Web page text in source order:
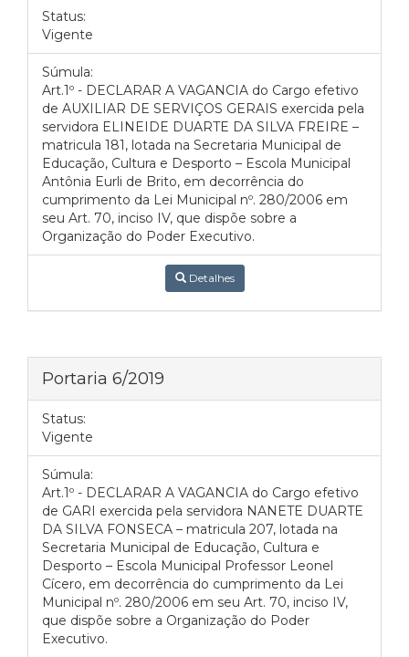
Status:
Vigente
Súmula:
Art.1º - DECLARAR A VAGANCIA do Cargo efetivo
de AUXILIAR DE SERVIÇOS GERAIS exercida pela
servidora ELINEIDE DUARTE DA SILVA FREIRE –
matricula 181, lotada na Secretaria Municipal de
Educação, Cultura e Desporto – Escola Municipal
Antônia Eurli de Brito, em decorrência do
cumprimento da Lei Municipal nº. 280/2006 em
seu Art. 70, inciso IV, que dispõe sobre a
Organização do Poder Executivo.
Detalhes
Portaria 6/2019
Status:
Vigente
Súmula:
Art.1º - DECLARAR A VAGANCIA do Cargo efetivo
de GARI exercida pela servidora NANETE DUARTE
DA SILVA FONSECA – matricula 207, lotada na
Secretaria Municipal de Educação, Cultura e
Desporto – Escola Municipal Professor Leonel
Cícero, em decorrência do cumprimento da Lei
Municipal nº. 280/2006 em seu Art. 70, inciso IV,
que dispõe sobre a Organização do Poder
Executivo.